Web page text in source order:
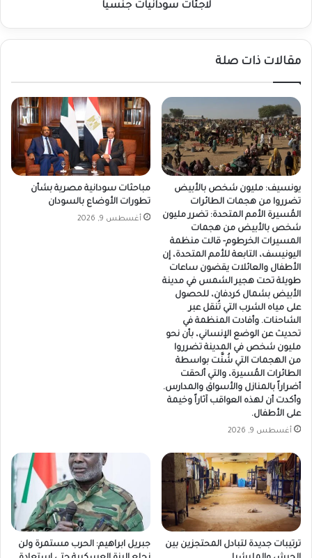
لاجئات سودانيات جنسيا
مقالات ذات صلة
يونسيف: مليون شخص بالأبيض
تضرروا من هجمات الطائرات
المُسيرة الأمم المتحدة: تضرر مليون
شخص بالأبيض من هجمات
المسيرات الخرطوم- قالت منظمة
اليونيسف، التابعة للأمم المتحدة، إن
الأطفال والعائلات يقضون ساعات
طويلة تحت هجير الشمس في مدينة
الأبيض بشمال كردفان، للحصول
على مياه الشرب التي تُنقل عبر
الشاحنات. وأفادت المنظمة في
تحديث عن الوضع الإنساني، بأن نحو
مليون شخص في المدينة تضرروا
من الهجمات التي شُنَّت بواسطة
الطائرات المُسيرة، والتي ألحقت
أضراراً بالمنازل والأسواق والمدارس.
وأكدت أن لهذه العواقب آثاراً وخيمة
على الأطفال.
أغسطس 9, 2026
مباحثات سودانية مصرية بشأن
تطورات الأوضاع بالسودان
أغسطس 9, 2026
ترتيبات جديدة لتبادل المحتجزين بين
جبريل ابراهيم: الحرب مستمرة ولن